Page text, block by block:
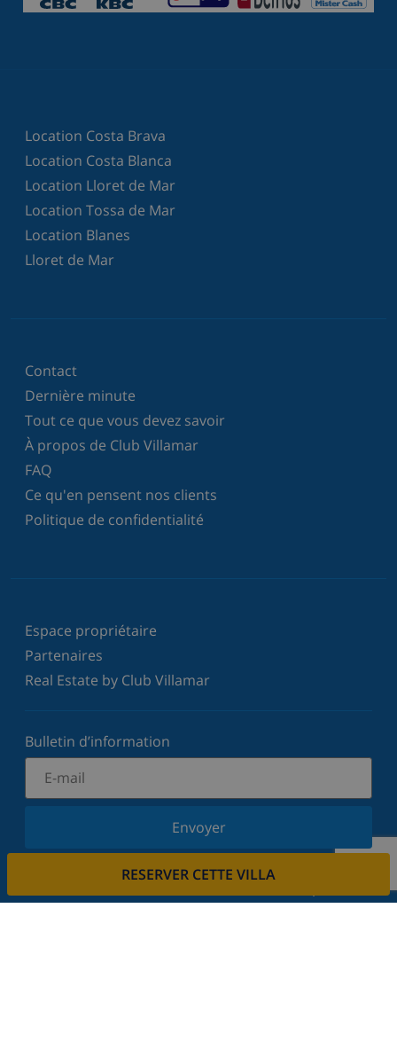
RESERVER CETTE VILLA
Location Costa Brava
Location Costa Blanca
Location Lloret de Mar
Location Tossa de Mar
Location Blanes
Lloret de Mar
Contact
Dernière minute
Tout ce que vous devez savoir
À propos de Club Villamar
FAQ
Ce qu'en pensent nos clients
Politique de confidentialité
Espace propriétaire
Partenaires
Real Estate by Club Villamar
Bulletin d’information
Envoyer
Inscrivez-vous à notre newsletter et restez informé
votre vie privée.